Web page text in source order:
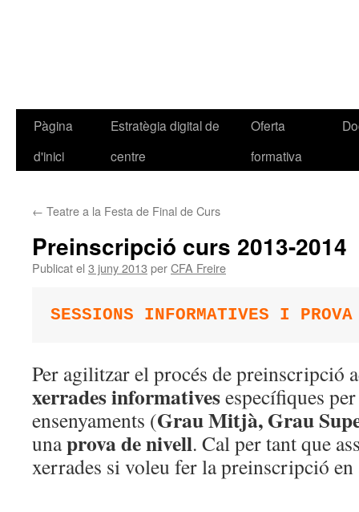
Vés
Pàgina
d'inici
Estratègia digital de
centre
Oferta
formativa
← Teatre a la Festa de Final de Curs
Preinscripció curs 2013-2014
Publicat el 3 juny 2013 perCFA Freire
SESSIONS INFORMATIVES I
Per agilitzar el procés de preinscripció
xerrades informativesespecífiques
ensenyaments (Grau Mitjà, Grau
unaprova de nivell. Cal per tant que
xerrades si voleu fer la preinscripció en